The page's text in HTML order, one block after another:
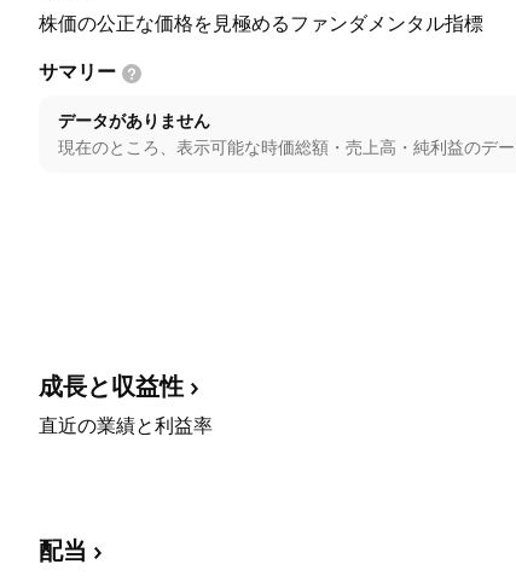
株価の公正な価格を見極めるファンダメンタル指標
サマリー
データがありません
現在のところ、表示可能な時価総額・売上高・純利益のデー
成長と収益性
直近の業績と利益率
配当